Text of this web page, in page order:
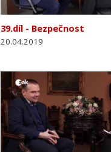
39.díl - Bezpečnost
20.04.2019